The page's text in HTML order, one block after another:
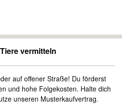
vermitteln
auf offener Straße! Du förderst
und hohe Folgekosten. Halte dich
unseren Musterkaufvertrag.